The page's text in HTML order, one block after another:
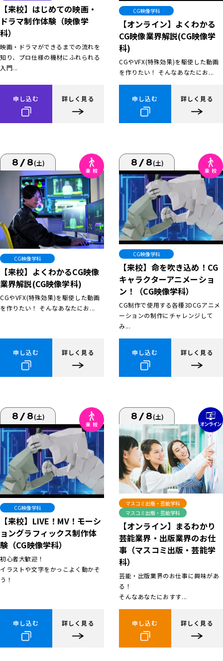
【来校】はじめての映画・
ドラマ制作体験（映像学
科）
映画・ドラマができるまでの流れを
知り、プロ仕様の機材にふれられる
入門...
申し込む 詳しく見る
CG映像学科
【オンライン】よくわかる
CG映像業界解説(CG映像学
科)
CGやVFX(特殊効果)を駆使した動画
を作りたい！ そんなあなたにお...
申し込む 詳しく見る
8/8(土)
CG映像学科
【来校】よくわかるCG映像
業界解説(CG映像学科)
CGやVFX(特殊効果)を駆使した動画
を作りたい！ そんなあなたにお...
申し込む 詳しく見る
8/8(土)
CG映像学科
【来校】命を吹き込め！CG
キャラクターアニメーショ
ン！（CG映像学科）
CG制作で使用する各種3DCGアニメ
ーションの制作にチャレンジして
み...
申し込む 詳しく見る
8/8(土)
CG映像学科
【来校】LIVE！MV！モーシ
ョングラフィックス制作体
験（CG映像学科）
初心者大歓迎！
イラストや文字をかっこよく動かそ
う！
申し込む 詳しく見る
8/8(土)
マスコミ出版・芸能学科
マスコミ出版・芸能学科
【オンライン】まるわかり
芸能業界・出版業界のお仕
事（マスコミ出版・芸能学
科）
芸能・出版業界のお仕事に興味があ
る！
そんなあなたにおすす...
申し込む 詳しく見る